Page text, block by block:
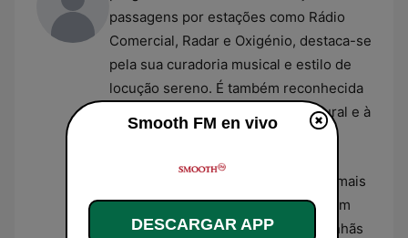
passagens por estações como Rádio
Comercial, Radar e Oxigénio, destaca-se
pela sua curadoria musical e estilo de
locução sereno. É também reconhecida
pela sua ligação à divulgação cultural e à
Reconhecido como uma das vozes mais
icónicas da rádio e da publicidade em
Portugal, João Vaz comanda as manhãs
Smooth FM en vivo
DESCARGAR APP